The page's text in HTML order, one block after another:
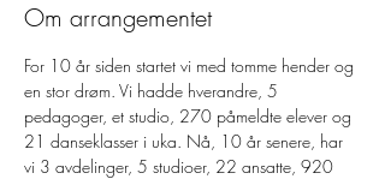
Om arrangementet
For 10 år siden startet vi med tomme hender og
en stor drøm. Vi hadde hverandre, 5
pedagoger, et studio, 270 påmeldte elever og
21 danseklasser i uka. Nå, 10 år senere, har
vi 3 avdelinger, 5 studioer, 22 ansatte, 920